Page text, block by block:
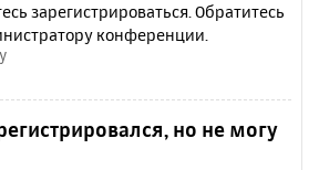
зарегистрироваться. Обратитесь
конференции.
но не могу